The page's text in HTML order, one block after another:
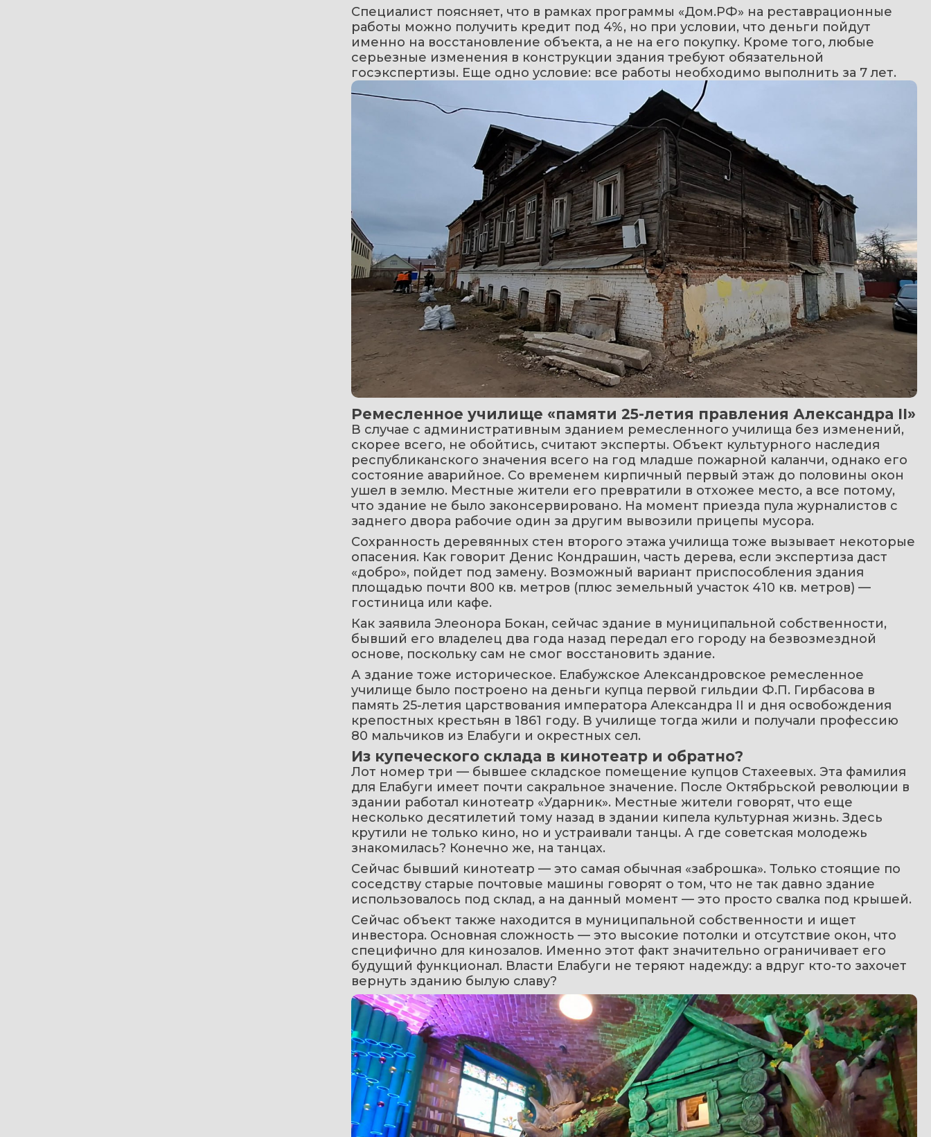
Специалист поясняет, что в рамках программы «Дом.РФ» на реставрационные
работы можно получить кредит под 4%, но при условии, что деньги пойдут
именно на восстановление объекта, а не на его покупку. Кроме того, любые
серьезные изменения в конструкции здания требуют обязательной
госэкспертизы. Еще одно условие: все работы необходимо выполнить за 7 лет.
Ремесленное училище «памяти 25-летия правления Александра II»
В случае с административным зданием ремесленного училища без изменений,
скорее всего, не обойтись, считают эксперты. Объект культурного наследия
республиканского значения всего на год младше пожарной каланчи, однако его
состояние аварийное. Со временем кирпичный первый этаж до половины окон
ушел в землю. Местные жители его превратили в отхожее место, а все потому,
что здание не было законсервировано. На момент приезда пула журналистов с
заднего двора рабочие один за другим вывозили прицепы мусора.
Сохранность деревянных стен второго этажа училища тоже вызывает некоторые
опасения. Как говорит Денис Кондрашин, часть дерева, если экспертиза даст
«добро», пойдет под замену. Возможный вариант приспособления здания
площадью почти 800 кв. метров (плюс земельный участок 410 кв. метров) —
гостиница или кафе.
Как заявила Элеонора Бокан, сейчас здание в муниципальной собственности,
бывший его владелец два года назад передал его городу на безвозмездной
основе, поскольку сам не смог восстановить здание.
А здание тоже историческое. Елабужское Александровское ремесленное
училище было построено на деньги купца первой гильдии Ф.П. Гирбасова в
память 25-летия царствования императора Александра II и дня освобождения
крепостных крестьян в 1861 году. В училище тогда жили и получали профессию
80 мальчиков из Елабуги и окрестных сел.
Из купеческого склада в кинотеатр и обратно?
Лот номер три — бывшее складское помещение купцов Стахеевых. Эта фамилия
для Елабуги имеет почти сакральное значение. После Октябрьской революции в
здании работал кинотеатр «Ударник». Местные жители говорят, что еще
несколько десятилетий тому назад в здании кипела культурная жизнь. Здесь
крутили не только кино, но и устраивали танцы. А где советская молодежь
знакомилась? Конечно же, на танцах.
Сейчас бывший кинотеатр — это самая обычная «заброшка». Только стоящие по
соседству старые почтовые машины говорят о том, что не так давно здание
использовалось под склад, а на данный момент — это просто свалка под крышей.
Сейчас объект также находится в муниципальной собственности и ищет
инвестора. Основная сложность — это высокие потолки и отсутствие окон, что
специфично для кинозалов. Именно этот факт значительно ограничивает его
будущий функционал. Власти Елабуги не теряют надежду: а вдруг кто-то захочет
вернуть зданию былую славу?